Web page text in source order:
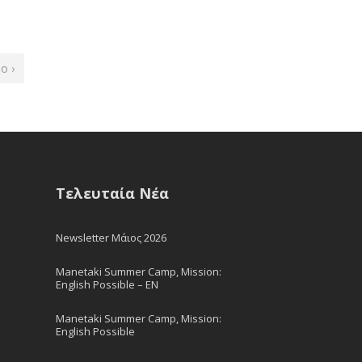
›
Τελευταία Νέα
Newsletter Μάιος 2026
Manetaki Summer Camp, Mission:
English Possible – EN
Manetaki Summer Camp, Mission:
English Possible